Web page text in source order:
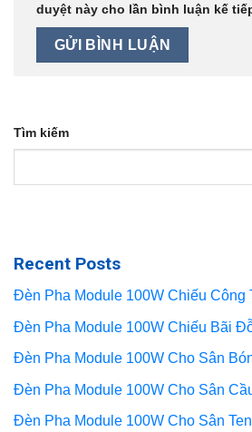
duyệt này cho lần bình luận kế
Tìm kiếm
Recent Posts
Đèn Pha Module 100W Chiếu Công
Đèn Pha Module 100W Chiếu Bãi
Đèn Pha Module 100W Cho Sân
Đèn Pha Module 100W Cho Sân
Đèn Pha Module 100W Cho Sân